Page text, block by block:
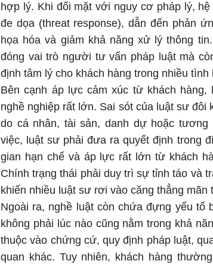
hợp lý. Khi đối mặt với nguy cơ pháp lý,
đe dọa (threat response), dẫn đến phản
họa hóa và giảm khả năng xử lý thông
đóng vai trò người tư vấn pháp luật mà
định tâm lý cho khách hàng trong nhiều tình
Bên cạnh áp lực cảm xúc từ khách
nghề nghiệp rất lớn. Sai sót của luật sư
do cá nhân, tài sản, danh dự hoặc tương
việc, luật sư phải đưa ra quyết định trong
gian hạn chế và áp lực rất lớn từ khách
Chính trạng thái phải duy trì sự tỉnh táo và
khiến nhiều luật sư rơi vào căng thẳng mãn
Ngoài ra, nghề luật còn chứa đựng yếu tố
không phải lúc nào cũng nằm trong khả
thuộc vào chứng cứ, quy định pháp luật,
quan khác. Tuy nhiên, khách hàng